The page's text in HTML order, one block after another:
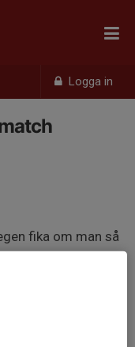
Logga in
fika om man så
måndagar så kom